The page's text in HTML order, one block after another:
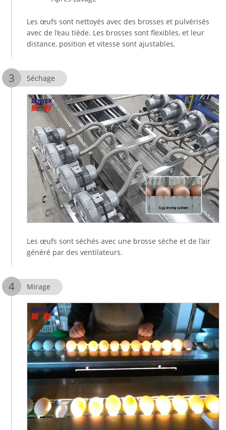
Les œufs sont nettoyés avec des brosses et pulvérisés
avec de l’eau tiède. Les brosses sont flexibles, et leur
distance, position et vitesse sont ajustables.
Séchage
Les œufs sont séchés avec une brosse sèche et de l’air
généré par des ventilateurs.
Mirage